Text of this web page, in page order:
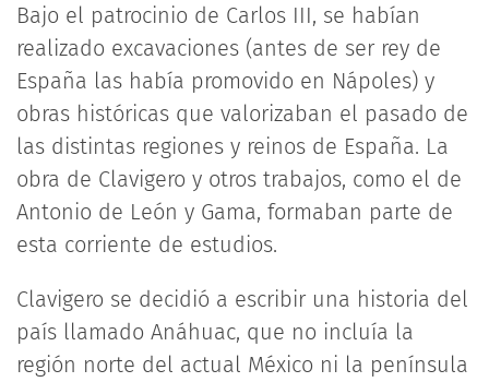
Bajo el patrocinio de Carlos III, se habían
realizado excavaciones (antes de ser rey de
España las había promovido en Nápoles) y
obras históricas que valorizaban el pasado de
las distintas regiones y reinos de España. La
obra de Clavigero y otros trabajos, como el de
Antonio de León y Gama, formaban parte de
esta corriente de estudios.
Clavigero se decidió a escribir una historia del
país llamado Anáhuac, que no incluía la
región norte del actual México ni la península